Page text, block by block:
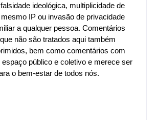
ideológica, multiplicidade de
IP ou invasão de privacidade
a qualquer pessoa. Comentários
não são tratados aqui também
bem como comentários com
público e coletivo e merece ser
o bem-estar de todos nós.